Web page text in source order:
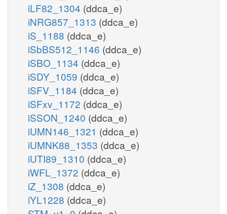
iLF82_1304 (ddca_e)
iNRG857_1313 (ddca_e)
iS_1188 (ddca_e)
iSbBS512_1146 (ddca_e)
iSBO_1134 (ddca_e)
iSDY_1059 (ddca_e)
iSFV_1184 (ddca_e)
iSFxv_1172 (ddca_e)
iSSON_1240 (ddca_e)
iUMN146_1321 (ddca_e)
iUMNK88_1353 (ddca_e)
iUTI89_1310 (ddca_e)
iWFL_1372 (ddca_e)
iZ_1308 (ddca_e)
iYL1228 (ddca_e)